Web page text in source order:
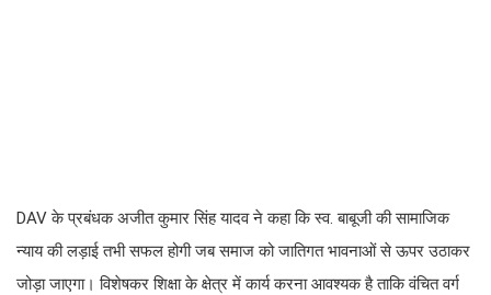
DAV के प्रबंधक अजीत कुमार सिंह यादव ने कहा कि स्व. बाबूजी की सामाजिक
न्याय की लड़ाई तभी सफल होगी जब समाज को जातिगत भावनाओं से ऊपर उठाकर
जोड़ा जाएगा। विशेषकर शिक्षा के क्षेत्र में कार्य करना आवश्यक है ताकि वंचित वर्ग